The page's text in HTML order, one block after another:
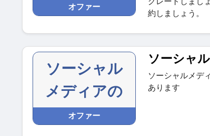
オファー
約しましょう。
ソーシャル
メディアの
オファー
ソーシャ
ソーシャルメデ
あります